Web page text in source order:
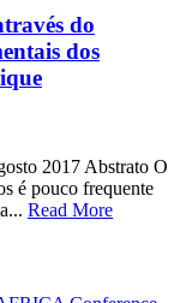
do
dos
2017 Abstrato O
é pouco frequente
Read More